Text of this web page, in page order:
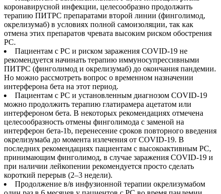
коронавирусной инфекции, целесообразно продолжить
терапию ПИТРС препаратами второй линии (финголимод,
окрелизумаб) в условиях полной самоизоляции, так как
отмена этих препаратов чревата высоким риском обострения
РС.
Пациентам с РС и риском заражения COVID-19 не
рекомендуется начинать терапию иммуносупрессивными
ПИТРС (финголимод и окрелизумаб) до окончания пандемии.
Но можно рассмотреть вопрос о временном назначении
интерферона бета на этот период.
Пациентам с РС и установленным диагнозом COVID-19
можно продолжить терапию глатирамера ацетатом или
интерфероном бета. В некоторых рекомендациях отмечена
целесообразность отмены финголимода с заменой на
интерферон бета-1b, перенесение сроков повторного введения
окрелизумаба до момента излечения от COVID-19. В
последних рекомендациях пациентам с высокоактивным РС,
принимающим финголимод, в случае заражения COVID-19 и
при наличии лейкопении рекомендуется просто сделать
короткий перерыв (2–3 недели).
Продолжение в/в инфузионной терапии окрелизумабом